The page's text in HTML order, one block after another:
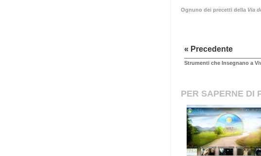
Ognuno dei precetti della Via
« Precedente
Strumenti che Insegnano a
PER SAPERNE DI